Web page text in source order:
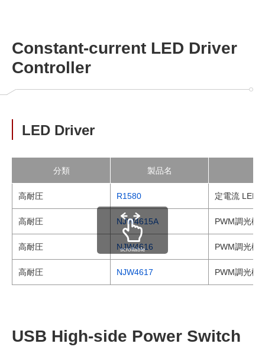
Constant-current LED Driver
Controller
LED Driver
分類 製品名
高耐圧 R1580 定電流 LED
高耐圧 NJW4615A PWM調光機
高耐圧 NJW4616 PWM調光機
高耐圧 NJW4617 PWM調光機
scrollable
USB High-side Power Switch